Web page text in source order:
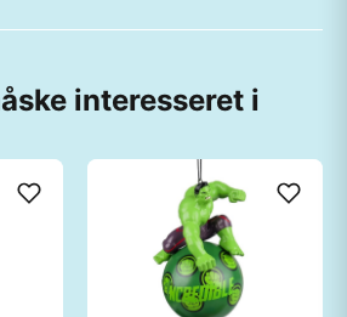
interesseret i